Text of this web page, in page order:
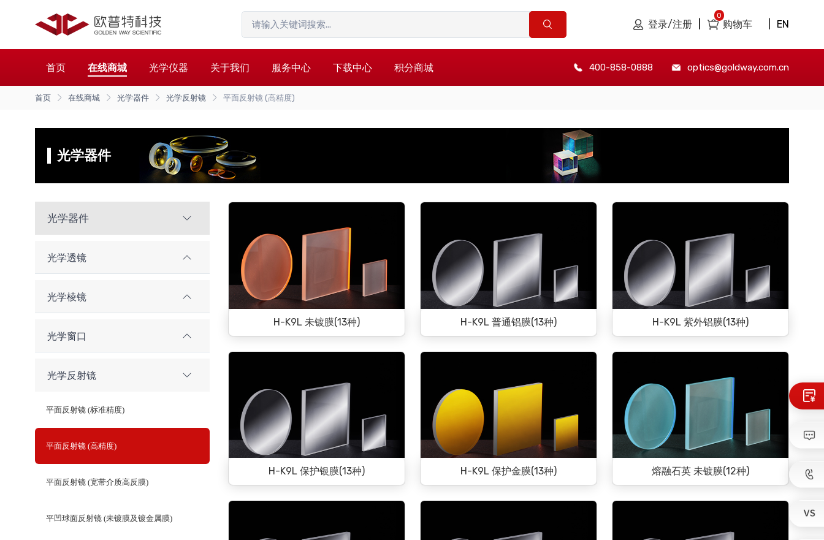
登录/注册 购物车
0
EN
首页 在线商城 光学仪器 关于我们 服务中心 下载中心 积分商城 400-858-0888 optics@goldway.com.cn
首页 在线商城 光学器件 光学反射镜 平面反射镜 (高精度)
光学器件
光学器件
光学透镜
光学棱镜
光学窗口
光学反射镜
平面反射镜 (标准精度)
平面反射镜 (高精度)
平面反射镜 (宽带介质高反膜)
平凹球面反射镜 (未镀膜及镀金属膜)
H-K9L 未镀膜(13种) H-K9L 普通铝膜(13种) H-K9L 紫外铝膜(13种)
H-K9L 保护银膜(13种) H-K9L 保护金膜(13种) 熔融石英 未镀膜(12种)